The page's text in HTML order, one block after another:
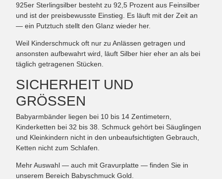
925er Sterlingsilber besteht zu 92,5 Prozent aus Feinsilber
und ist der preisbewusste Einstieg. Es läuft mit der Zeit an
— ein Putztuch stellt den Glanz wieder her.
Weil Kinderschmuck oft nur zu Anlässen getragen und
ansonsten aufbewahrt wird, läuft Silber hier eher an als bei
täglich getragenen Stücken.
SICHERHEIT UND
GRÖSSEN
Babyarmbänder liegen bei 10 bis 14 Zentimetern,
Kinderketten bei 32 bis 38. Schmuck gehört bei Säuglingen
und Kleinkindern nicht in den unbeaufsichtigten Gebrauch,
Ketten nicht zum Schlafen.
Mehr Auswahl — auch mit Gravurplatte — finden Sie in
unserem Bereich Babyschmuck Gold.